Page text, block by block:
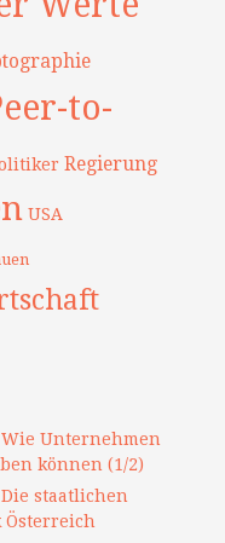
to-
Regierung
USA
Wie Unternehmen
können (1/2)
Die staatlichen
Österreich